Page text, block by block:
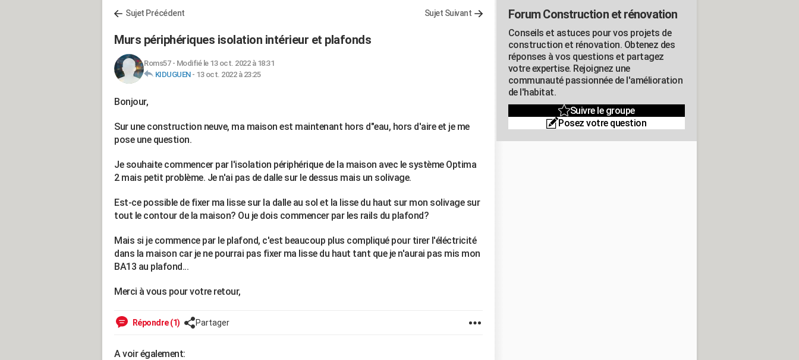
Sujet Précédent Sujet Suivant
Murs périphériques isolation intérieur et plafonds
Roms57- Modifié le 13 oct. 2022 à 18:31
KIDUGUEN- 13 oct. 2022 à 23:25
Bonjour,
Sur une construction neuve, ma maison est maintenant hors d"eau, hors d'aire et je me
pose une question.
Je souhaite commencer par l'isolation périphérique de la maison avec le système Optima
2 mais petit problème. Je n'ai pas de dalle sur le dessus mais un solivage.
Est-ce possible de fixer ma lisse sur la dalle au sol et la lisse du haut sur mon solivage sur
tout le contour de la maison? Ou je dois commencer par les rails du plafond?
Mais si je commence par le plafond, c'est beaucoup plus compliqué pour tirer l'éléctricité
dans la maison car je ne pourrai pas fixer ma lisse du haut tant que je n'aurai pas mis mon
BA13 au plafond...
Merci à vous pour votre retour,
Répondre (1) Partager
A voir également:
Forum Construction et rénovation
Conseils et astuces pour vos projets de
construction et rénovation. Obtenez des
réponses à vos questions et partagez
votre expertise. Rejoignez une
communauté passionnée de l'amélioration
de l'habitat.
Suivre le groupe
Posez votre question